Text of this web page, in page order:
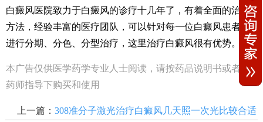
白癜风医院致力于白癜风的诊疗十几年了，有着全面的治疗
方法，经验丰富的医疗团队，可以针对每一位白癜风患者，
进行分期、分色、分型治疗，这里治疗白癜风很有优势。
本广告仅供医学药学专业人士阅读，请按药品说明书或者在
药师指导下购买和使用
上一篇： 308准分子激光治疗白癜风几天照一次光比较合适